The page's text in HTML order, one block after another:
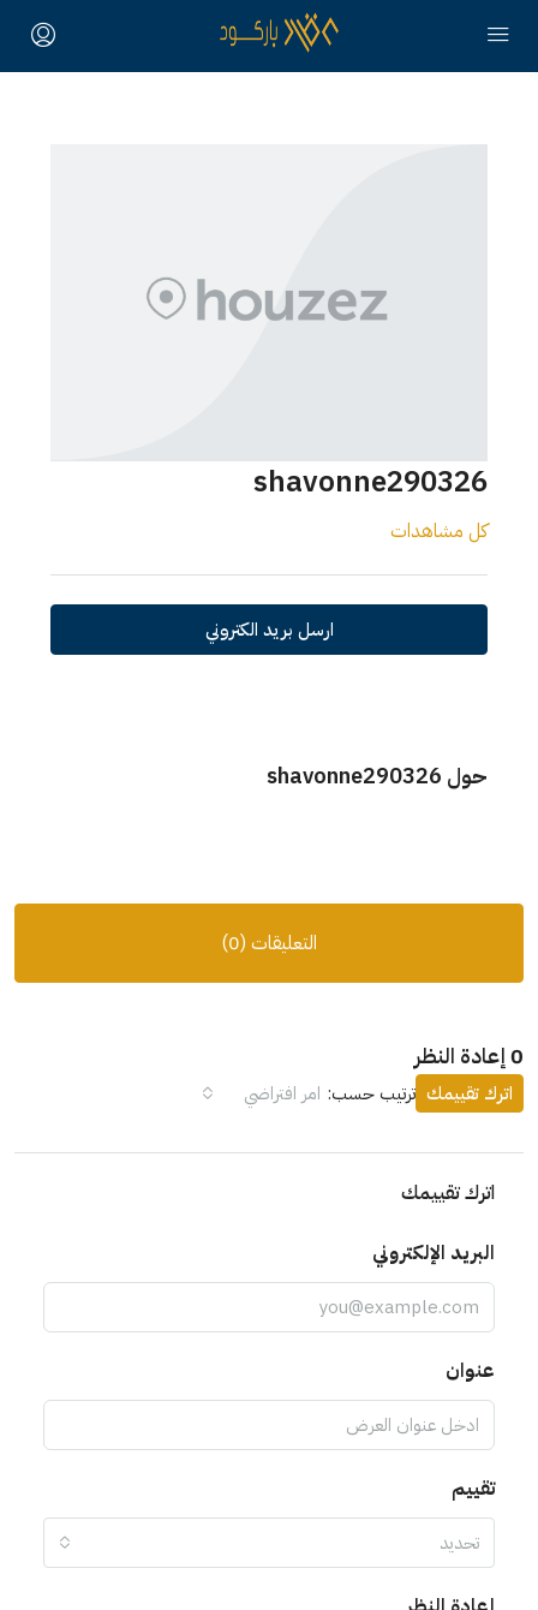
shavonne290326
كل مشاهدات
ارسل بريد الكتروني
حول shavonne290326
التعليقات (0)
0 إعادة النظر
ترتيب حسب: امر افتراضي اترك تقييمك
اترك تقييمك
البريد الإلكتروني
عنوان
تقييم
تحديد